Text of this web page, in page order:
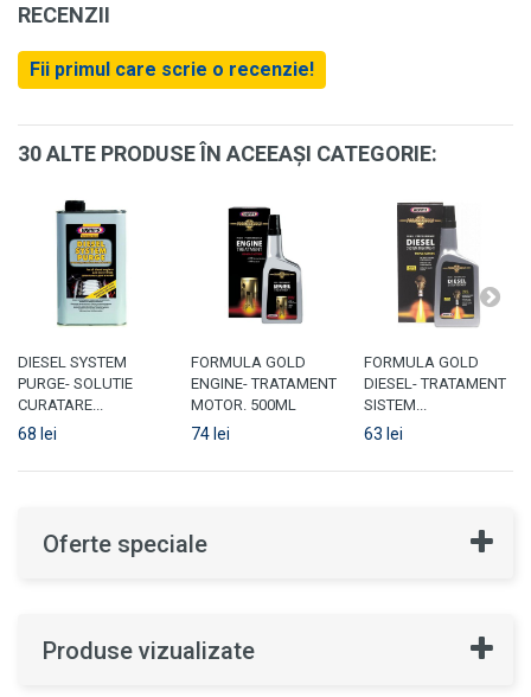
RECENZII
Fii primul care scrie o recenzie!
30 ALTE PRODUSE ÎN ACEEAȘI CATEGORIE:
DIESEL SYSTEM
PURGE- SOLUTIE
CURATARE...
68 lei
FORMULA GOLD
ENGINE- TRATAMENT
MOTOR. 500ML
74 lei
FORMULA GOLD
DIESEL- TRATAMENT
SISTEM...
63 lei
Oferte speciale
Produse vizualizate